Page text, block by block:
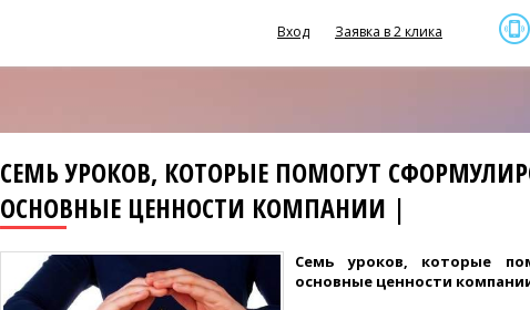
Вход Заявка в 2 клика
СЕМЬ УРОКОВ, КОТОРЫЕ ПОМОГУТ
ОСНОВНЫЕ ЦЕННОСТИ КОМПАНИИ |
Семь уроков, которые
основные ценности